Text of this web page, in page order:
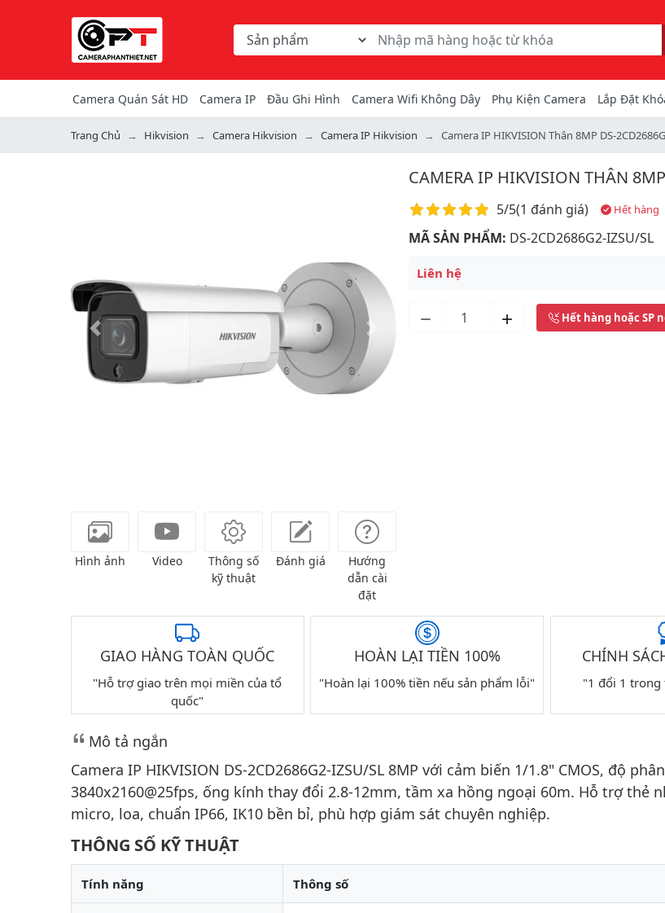
Chọn danh mục tìm kiếm
Từ khóa hoặc mã hàng
Camera Quán Sát HD Camera IP Đầu Ghi Hình Camera Wifi Không Dây Phụ Kiện Camera Lắp Đặt
Trang Chủ Hikvision Camera Hikvision Camera IP Hikvision Camera IP HIKVISION Thân 8MP DS-
Previous
Hình ảnh Video
Thông số
kỹ thuật
Đánh giá
Hướng
dẫn cài
đặt
CAMERA IP HIKVISION THÂN
Điểm đánh giá
5/5(1 đánh giá) Hết hàng
MÃ SẢN PHẨM: DS-2CD2686G2-IZSU/SL
Liên hệ
Hết hàng hoặc SP
GIAO HÀNG TOÀN QUỐC
"Hỗ trợ giao trên mọi miền của tổ
quốc"
HOÀN LẠI TIỀN 100%
"Hoàn lại 100% tiền nếu sản phẩm lỗi"
CHÍNH
"1 đổi 1 trong
Mô tả ngắn
Camera IP HIKVISION DS-2CD2686G2-IZSU/SL 8MP với cảm biến 1/1.8" CMOS, độ
3840x2160@25fps, ống kính thay đổi 2.8-12mm, tầm xa hồng ngoại 60m. Hỗ trợ thẻ
micro, loa, chuẩn IP66, IK10 bền bỉ, phù hợp giám sát chuyên nghiệp.
THÔNG SỐ KỸ THUẬT
Tính năng Thông số